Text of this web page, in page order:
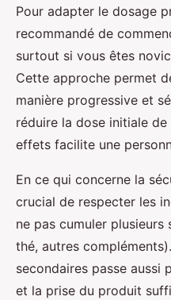
Pour adapter le dosage
recommandé de
surtout si vous êtes
Cette approche permet
manière progressive et
réduire la dose initiale
effets facilite une
En ce qui concerne la
crucial de respecter les
ne pas cumuler
thé, autres
secondaires passe aussi
et la prise du produit